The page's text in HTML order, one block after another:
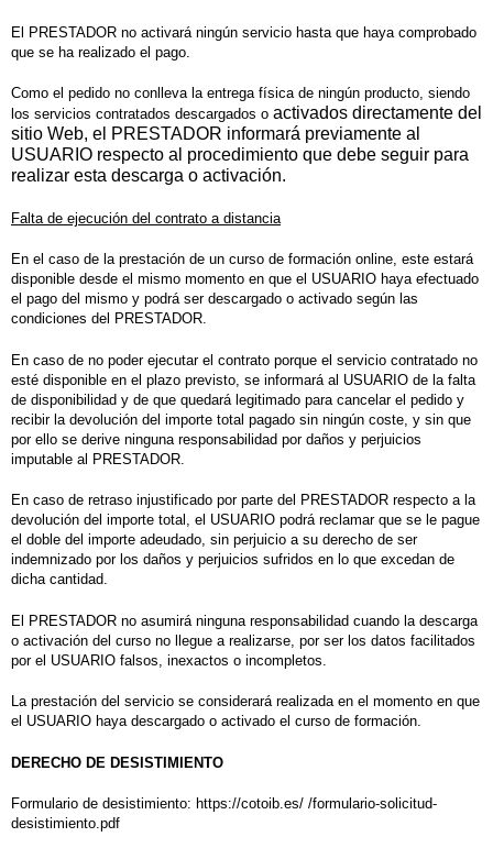
El PRESTADOR no activará ningún servicio hasta que haya comprobado
que se ha realizado el pago.
Como el pedido no conlleva la entrega física de ningún producto, siendo
los servicios contratados descargados o activados directamente del
sitio Web, el PRESTADOR informará previamente al
USUARIO respecto al procedimiento que debe seguir para
realizar esta descarga o activación.
Falta de ejecución del contrato a distancia
En el caso de la prestación de un curso de formación online, este estará
disponible desde el mismo momento en que el USUARIO haya efectuado
el pago del mismo y podrá ser descargado o activado según las
condiciones del PRESTADOR.
En caso de no poder ejecutar el contrato porque el servicio contratado no
esté disponible en el plazo previsto, se informará al USUARIO de la falta
de disponibilidad y de que quedará legitimado para cancelar el pedido y
recibir la devolución del importe total pagado sin ningún coste, y sin que
por ello se derive ninguna responsabilidad por daños y perjuicios
imputable al PRESTADOR.
En caso de retraso injustificado por parte del PRESTADOR respecto a la
devolución del importe total, el USUARIO podrá reclamar que se le pague
el doble del importe adeudado, sin perjuicio a su derecho de ser
indemnizado por los daños y perjuicios sufridos en lo que excedan de
dicha cantidad.
El PRESTADOR no asumirá ninguna responsabilidad cuando la descarga
o activación del curso no llegue a realizarse, por ser los datos facilitados
por el USUARIO falsos, inexactos o incompletos.
La prestación del servicio se considerará realizada en el momento en que
el USUARIO haya descargado o activado el curso de formación.
DERECHO DE DESISTIMIENTO
Formulario de desistimiento: https://cotoib.es/ /formulario-solicitud-
desistimiento.pdf